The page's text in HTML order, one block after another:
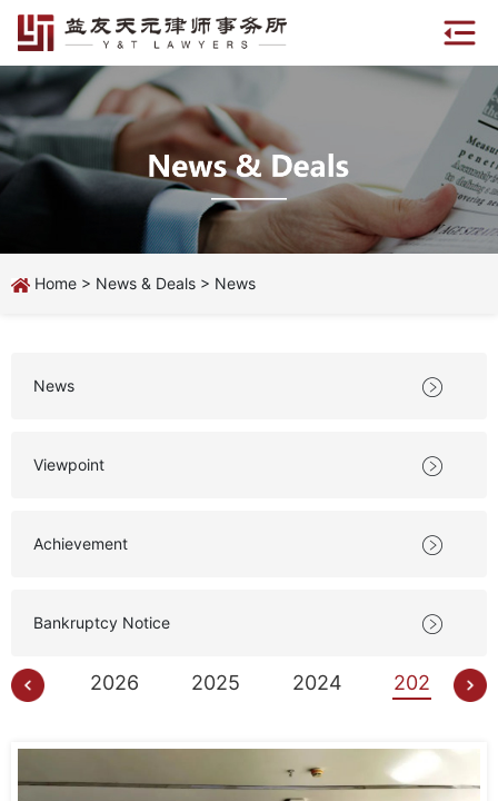
Home > News & Deals > News
News 
Viewpoint 
Achievement 
Bankruptcy Notice 
2026 2025 2024 2023